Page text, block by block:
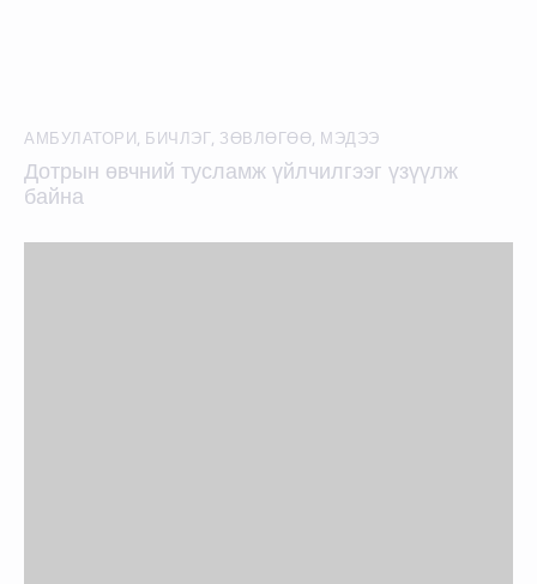
АМБУЛАТОРИ, БИЧЛЭГ, ЗӨВЛӨГӨӨ, МЭДЭЭ
Дотрын өвчний тусламж үйлчилгээг үзүүлж
байна